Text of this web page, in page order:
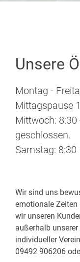
Unsere
Montag -
Mittagspause
Mittwoch:
geschlossen.
Samstag: 8:30
Wir sind uns
emotionale Zeiten
wir unseren
außerhalb
individueller
09492 906206